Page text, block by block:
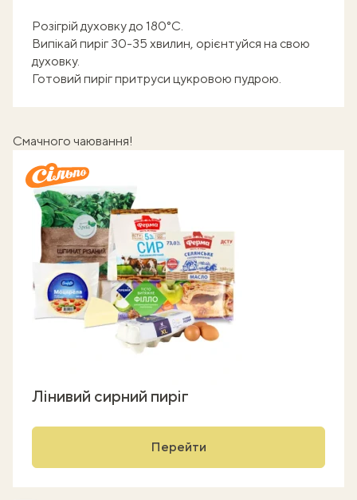
Розігрій духовку до 180°С.
Випікай пиріг 30-35 хвилин, орієнтуйся на свою
духовку.
Готовий пиріг притруси цукровою пудрою.
Смачного чаювання!
Лінивий сирний пиріг
Перейти